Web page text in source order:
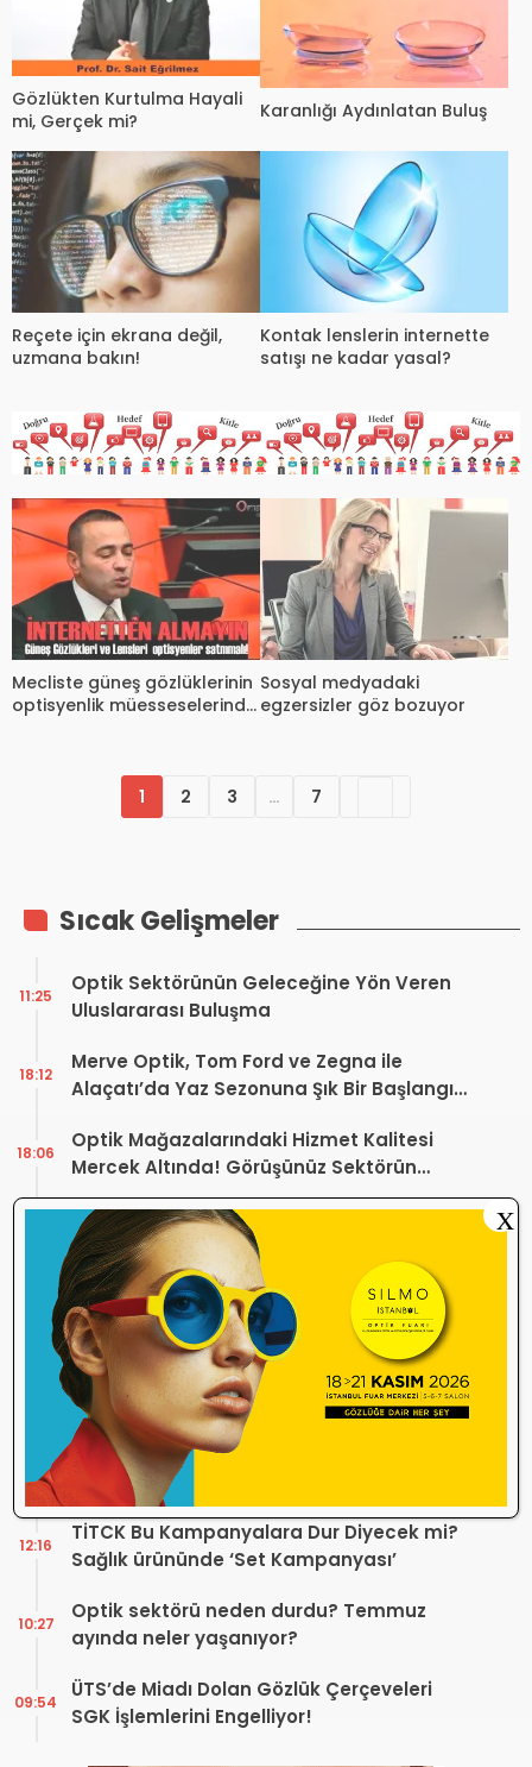
Gözlükten Kurtulma Hayali
mi, Gerçek mi?
Karanlığı Aydınlatan Buluş
Reçete için ekrana değil,
uzmana bakın!
Kontak lenslerin internette
satışı ne kadar yasal?
Mecliste güneş gözlüklerinin
optisyenlik müesseselerinde
Sosyal medyadaki
egzersizler göz bozuyor
1 2 3 … 7
Sıcak Gelişmeler
Optik Sektörünün Geleceğine Yön Veren
Uluslararası Buluşma
11:25
Merve Optik, Tom Ford ve Zegna ile
Alaçatı’da Yaz Sezonuna Şık Bir Başlangıç ​​
18:12
Optik Mağazalarındaki Hizmet Kalitesi
Mercek Altında! Görüşünüz Sektörün
Geleceğini Şekillendirebilir
18:06
Yönetmelik Tartışmalarına TOGB’dan
Açıklama! Yeni Hüküm Yok, Teknik
Düzenleme Var
Danıştay’dan TOGB’ye İki Kritik Karar!
Atilla Karip’in Açtığı Davalarda Yürütmeyi
Durdurma Kararı
11:03
Bir günde 150 bin kişi okudu! Optik sektörü
neden konuşuyor?
Sosyal Medya Bu Soruyu Soruyor! Göz
Sağlığında Çifte Standart mı Var?
10:49
TİTCK Bu Kampanyalara Dur Diyecek mi?
Sağlık ürününde ‘Set Kampanyası’
12:16
Optik sektörü neden durdu? Temmuz
ayında neler yaşanıyor?
10:27
ÜTS’de Miadı Dolan Gözlük Çerçeveleri
SGK İşlemlerini Engelliyor!
09:54
X